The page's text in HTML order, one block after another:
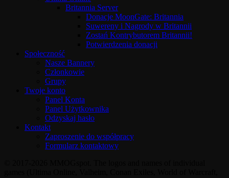
Britannia Server
Donacje MoonGate: Britannia
Suwereny i Nagrody w Britannii
Zostań Kontrybutorem Britannii!
Potwierdzenia donacji
Społeczność
Nasze Bannery
Członkowie
Grupy
Twoje konto
Panel Konta
Panel Użytkownika
Odzyskaj hasło
Kontakt
Zaproszenie do współpracy
Formularz kontaktowy